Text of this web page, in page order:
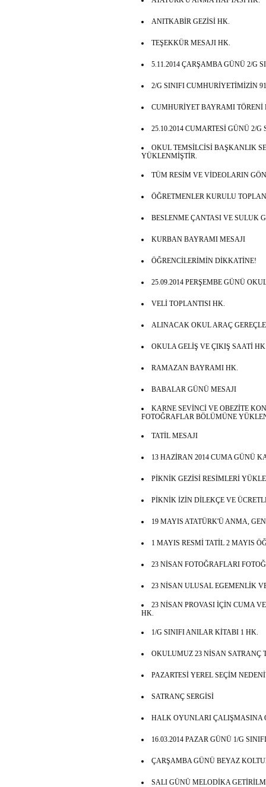
ANITKABİR GEZİSİ HK.
TEŞEKKÜR MESAJI HK.
5.11.2014 ÇARŞAMBA GÜNÜ 2/G
2/G SINIFI CUMHURİYETİMİZİN
CUMHURİYET BAYRAMI TÖRENİ
25.10.2014 CUMARTESİ GÜNÜ 2/
OKUL TEMSİLCİSİ BAŞKANLIK
YÜKLENMİŞTİR.
TÜM RESİM VE VİDEOLARIN
ÖĞRETMENLER KURULU
BESLENME ÇANTASI VE SULUK
KURBAN BAYRAMI MESAJI
ÖĞRENCİLERİMİN DİKKATİNE!
25.09.2014 PERŞEMBE GÜNÜ
VELİ TOPLANTISI HK.
ALINACAK OKUL ARAÇ
OKULA GELİŞ VE ÇIKIŞ SAATİ
RAMAZAN BAYRAMI HK.
BABALAR GÜNÜ MESAJI
KARNE SEVİNCİ VE OBEZİTE
FOTOĞRAFLAR BÖLÜMÜNE
TATİL MESAJI
13 HAZİRAN 2014 CUMA GÜNÜ
PİKNİK GEZİSİ RESİMLERİ
PİKNİK İZİN DİLEKÇE VE
19 MAYIS ATATÜRK'Ü ANMA,
1 MAYIS RESMİ TATİL 2 MAYIS
23 NİSAN FOTOĞRAFLARI
23 NİSAN ULUSAL EGEMENLİK
23 NİSAN PROVASI İÇİN CUMA
HK.
1/G SINIFI ANILAR KİTABI 1 HK.
OKULUMUZ 23 NİSAN SATRANÇ
PAZARTESİ YEREL SEÇİM
SATRANÇ SERGİSİ
HALK OYUNLARI ÇALIŞMASINA
16.03.2014 PAZAR GÜNÜ 1/G
ÇARŞAMBA GÜNÜ BEYAZ
SALI GÜNÜ MELODİKA